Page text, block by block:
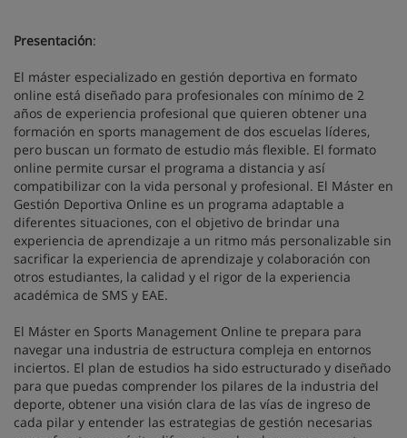
Presentación:
El máster especializado en gestión deportiva en formato
online está diseñado para profesionales con mínimo de 2
años de experiencia profesional que quieren obtener una
formación en sports management de dos escuelas líderes,
pero buscan un formato de estudio más flexible. El formato
online permite cursar el programa a distancia y así
compatibilizar con la vida personal y profesional. El Máster en
Gestión Deportiva Online es un programa adaptable a
diferentes situaciones, con el objetivo de brindar una
experiencia de aprendizaje a un ritmo más personalizable sin
sacrificar la experiencia de aprendizaje y colaboración con
otros estudiantes, la calidad y el rigor de la experiencia
académica de SMS y EAE.
El Máster en Sports Management Online te prepara para
navegar una industria de estructura compleja en entornos
inciertos. El plan de estudios ha sido estructurado y diseñado
para que puedas comprender los pilares de la industria del
deporte, obtener una visión clara de las vías de ingreso de
cada pilar y entender las estrategias de gestión necesarias